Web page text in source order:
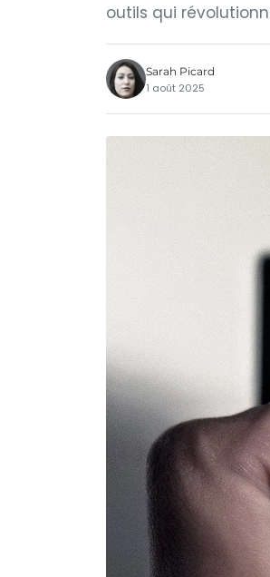
outils qui
Sarah Picard
1 août 2025